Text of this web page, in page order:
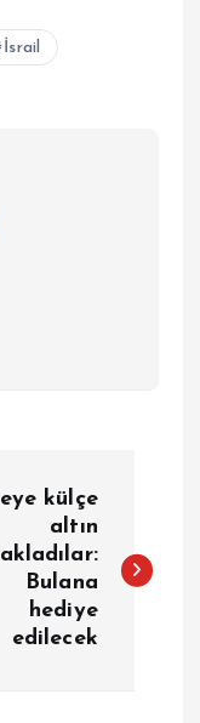
İsrail
külçe
altın
Bulana
hediye
edilecek